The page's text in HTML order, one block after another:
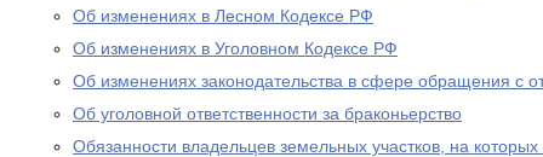
Об изменениях в Лесном Кодексе РФ
Об изменениях в Уголовном Кодексе РФ
Об изменениях законодательства в сфере обращения с
Об уголовной ответственности за браконьерство
Обязанности владельцев земельных участков, на